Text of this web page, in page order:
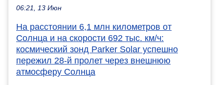
06:21, 13 Июн
На расстоянии 6,1 млн километров от
Солнца и на скорости 692 тыс. км/ч:
космический зонд Parker Solar успешно
пережил 28-й пролет через внешнюю
атмосферу Солнца